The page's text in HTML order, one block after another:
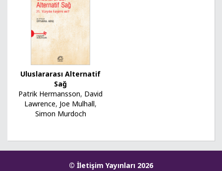
Uluslararası Alternatif
Sağ
Patrik Hermansson, David
Lawrence, Joe Mulhall,
Simon Murdoch
© İletişim Yayınları 2026